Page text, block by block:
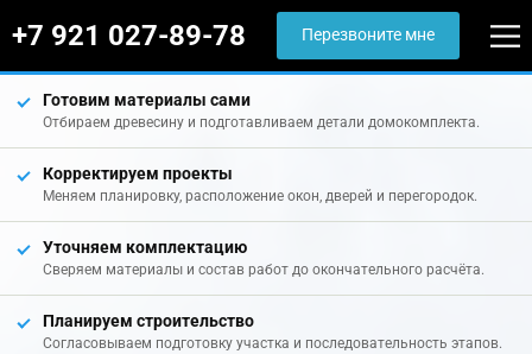
+7 921 027-89-78 Перезвоните мне
Готовим материалы сами
Отбираем древесину и подготавливаем детали домокомплекта.
Корректируем проекты
Меняем планировку, расположение окон, дверей и перегородок.
Уточняем комплектацию
Сверяем материалы и состав работ до окончательного расчёта.
Планируем строительство
Согласовываем подготовку участка и последовательность этапов.